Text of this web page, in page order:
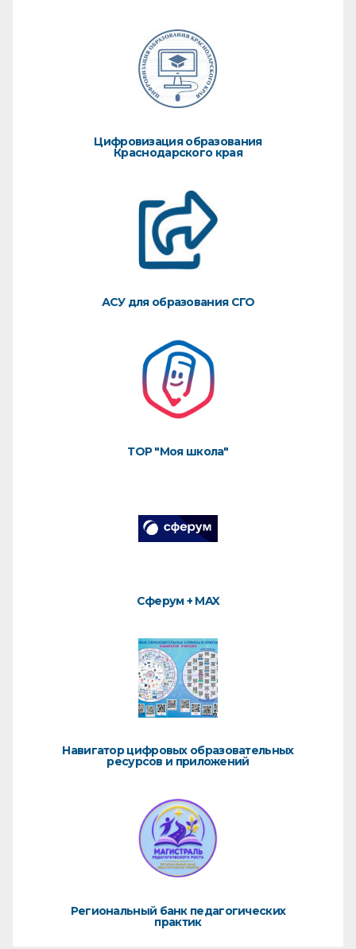
Цифровизация образования
Краснодарского края
АСУ для образования СГО
ТОР "Моя школа"
Сферум + MAX
Навигатор цифровых образовательных
ресурсов и приложений
Региональный банк педагогических
практик